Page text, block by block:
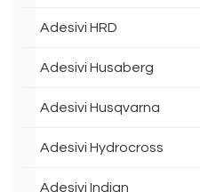
Adesivi HRD
Adesivi Husaberg
Adesivi Husqvarna
Adesivi Hydrocross
Adesivi Indian